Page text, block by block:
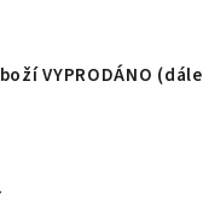
VYPRODÁNO (dále